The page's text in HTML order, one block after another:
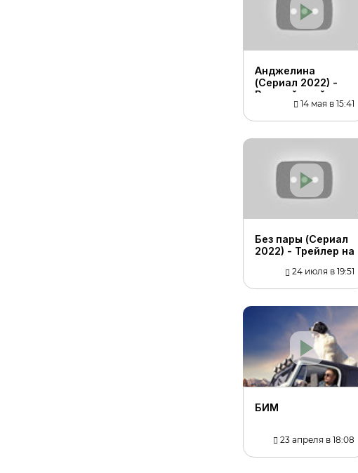
Анджелина
(Сериал 2022) -
Русский трейлер
(субтитры)14 мая в 15:41
Без пары (Сериал
2022) - Трейлер на
24 июля в 19:51
БИМ
23 апреля в 18:08